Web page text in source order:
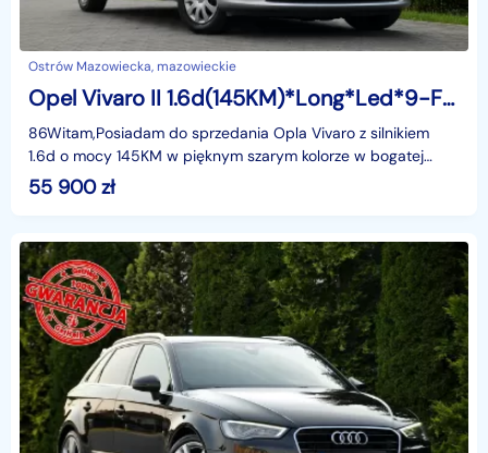
Ostrów Mazowiecka, mazowieckie
Opel Vivaro II 1.6d(145KM)*Long*Led*9-Foteli*Navi*Kamera*Klimatyzacja*I Właściciel*
86Witam,Posiadam do sprzedania Opla Vivaro z silnikiem
1.6d o mocy 145KM w pięknym szarym kolorze w bogatej
wersji wyposażenia i z rewelacyjnym Silnikiem. Bardz
55 900zł